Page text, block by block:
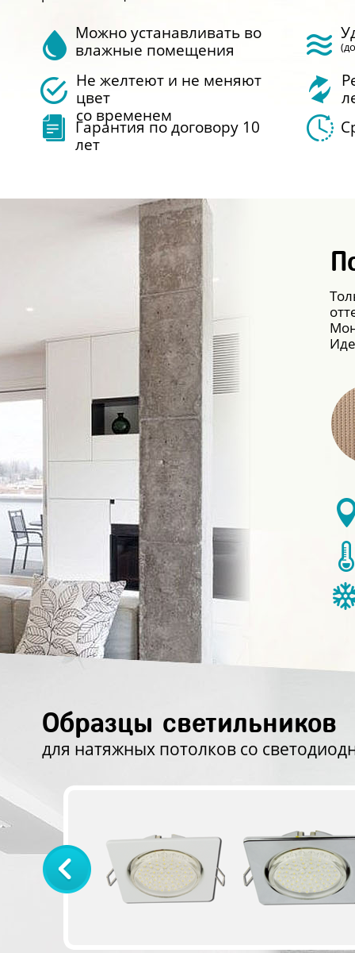
Можно устанавливать во
влажные помещения
Не желтеют и не меняют
цвет
со временем
Гарантия по договору 10
лет
Образцы светильников
для натяжных потолков со